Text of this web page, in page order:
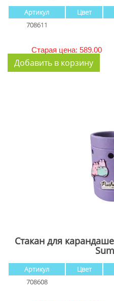
Артикул Цвет
708611
Старая цена: 589.00
Стакан для
Артикул Цвет
708608